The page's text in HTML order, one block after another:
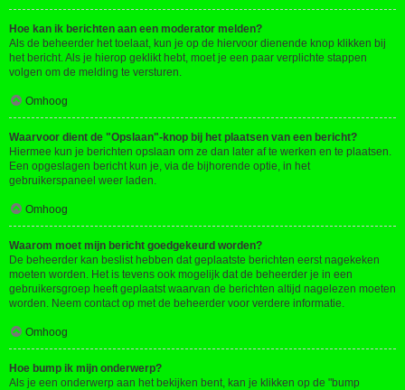
Hoe kan ik berichten aan een moderator melden?
Als de beheerder het toelaat, kun je op de hiervoor dienende knop klikken bij
het bericht. Als je hierop geklikt hebt, moet je een paar verplichte stappen
volgen om de melding te versturen.
Omhoog
Waarvoor dient de "Opslaan"-knop bij het plaatsen van een bericht?
Hiermee kun je berichten opslaan om ze dan later af te werken en te plaatsen.
Een opgeslagen bericht kun je, via de bijhorende optie, in het
gebruikerspaneel weer laden.
Omhoog
Waarom moet mijn bericht goedgekeurd worden?
De beheerder kan beslist hebben dat geplaatste berichten eerst nagekeken
moeten worden. Het is tevens ook mogelijk dat de beheerder je in een
gebruikersgroep heeft geplaatst waarvan de berichten altijd nagelezen moeten
worden. Neem contact op met de beheerder voor verdere informatie.
Omhoog
Hoe bump ik mijn onderwerp?
Als je een onderwerp aan het bekijken bent, kan je klikken op de "bump